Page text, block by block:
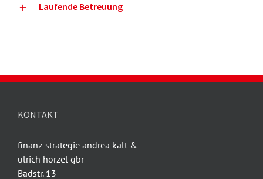
Laufende Betreuung
KONTAKT
finanz-strategie andrea kalt &
ulrich horzel gbr
Badstr. 13